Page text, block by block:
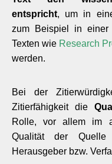
entspricht, um in
zum Beispiel in einer
Texten wie Research
werden.
Bei der
Zitierfähigkeit die
Rolle, vor allem im
Qualität der
Herausgeber bzw.